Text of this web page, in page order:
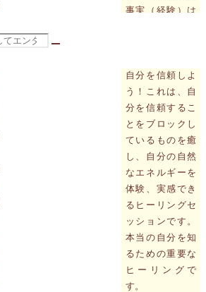
事実（経験）は
自分を信頼しよ
う！これは、自
分を信頼するこ
とをブロックし
ているものを癒
し、自分の自然
なエネルギーを
体験、実感でき
るヒーリングセ
ッションです。
本当の自分を知
るための重要な
ヒーリングで
す。